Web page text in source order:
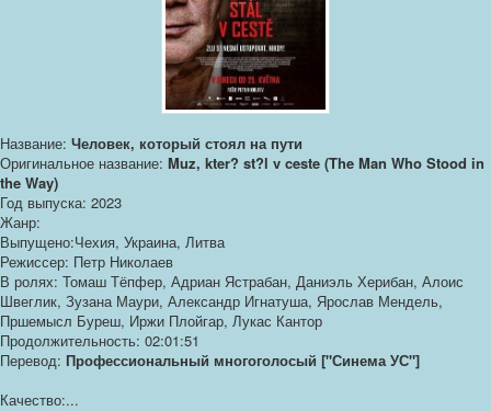
Название: Человек, который стоял на пути
Оригинальное название: Muz, kter? st?l v ceste (The Man Who Stood in
the Way)
Год выпуска: 2023
Жанр:
Выпущено:Чехия, Украина, Литва
Режиссер: Петр Николаев
В ролях: Томаш Тёпфер, Адриан Ястрабан, Даниэль Херибан, Алоис
Швеглик, Зузана Маури, Александр Игнатуша, Ярослав Мендель,
Пршемысл Буреш, Иржи Плойгар, Лукас Кантор
Продолжительность: 02:01:51
Перевод: Профессиональный многоголосый ["Синема УС"]
Качество:...